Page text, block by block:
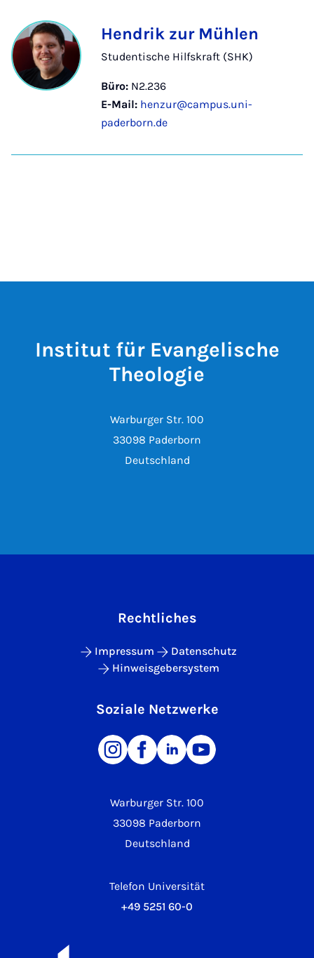
Hendrik zur Mühlen
Studentische Hilfskraft (SHK)
Büro: N2.236
E-Mail: henzur@campus.uni-
paderborn.de
Institut für Evangelische
Theologie
Warburger Str. 100
33098 Paderborn
Deutschland
Warburger Str. 100
33098 Paderborn
Deutschland
Telefon Universität
+49 5251 60-0
Rechtliches
Impressum
Datenschutz
Hinweisgebersystem
Soziale Netzwerke